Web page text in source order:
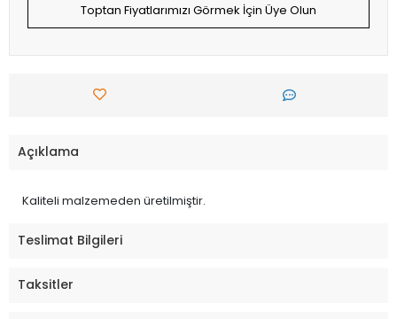
Toptan Fiyatlarımızı Görmek İçin Üye Olun
Açıklama
Kaliteli malzemeden üretilmiştir.
Teslimat Bilgileri
Taksitler